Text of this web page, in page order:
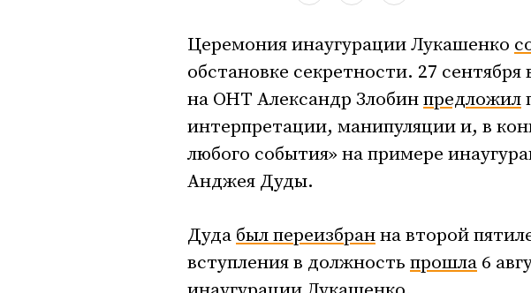
Церемония инаугурации Лукашенко
обстановке секретности. 27
на ОНТ Александр Злобинпредложил
интерпретации, манипуляции и, в
любого события» на примере
Анджея Дуды.
Дуда был переизбранна второй
вступления в должность прошла 6